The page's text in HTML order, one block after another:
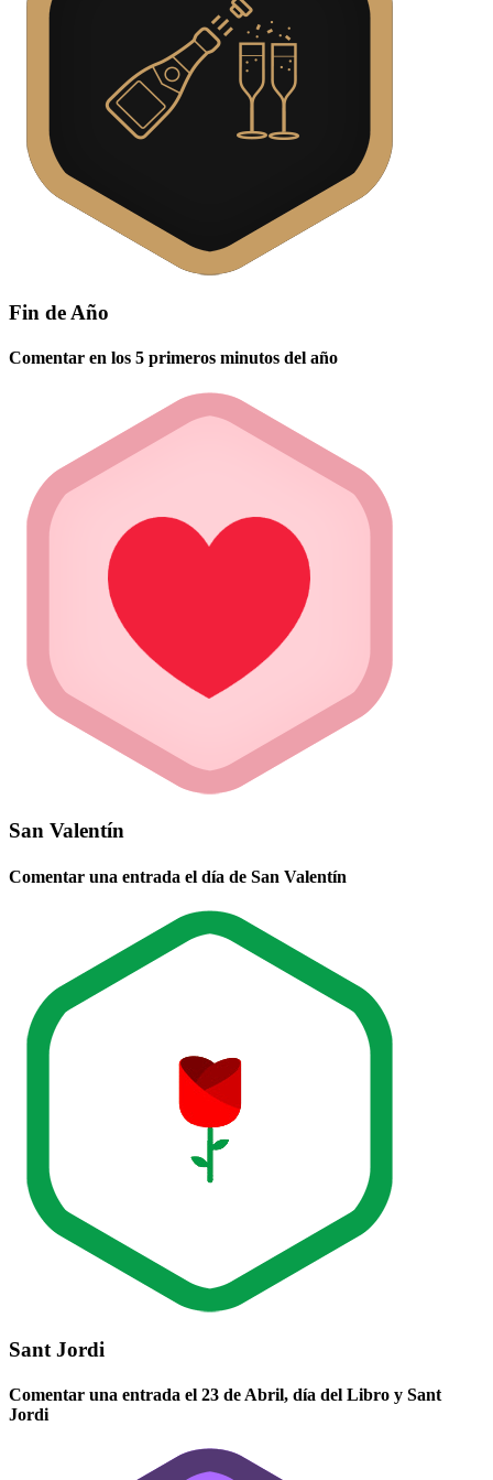
Fin de Año
Comentar en los 5 primeros minutos del año
San Valentín
Comentar una entrada el día de San Valentín
Sant Jordi
Comentar una entrada el 23 de Abril, día del Libro y Sant
Jordi